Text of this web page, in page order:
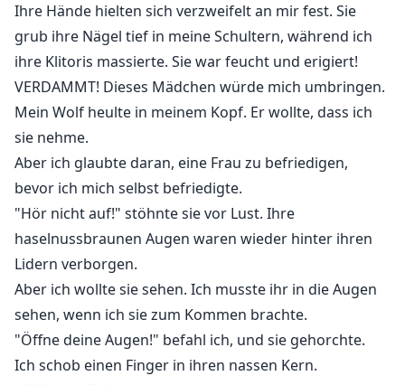
Ihre Hände hielten sich verzweifelt an mir fest. Sie
grub ihre Nägel tief in meine Schultern, während ich
ihre Klitoris massierte. Sie war feucht und erigiert!
VERDAMMT! Dieses Mädchen würde mich umbringen.
Mein Wolf heulte in meinem Kopf. Er wollte, dass ich
sie nehme.
Aber ich glaubte daran, eine Frau zu befriedigen,
bevor ich mich selbst befriedigte.
"Hör nicht auf!" stöhnte sie vor Lust. Ihre
haselnussbraunen Augen waren wieder hinter ihren
Lidern verborgen.
Aber ich wollte sie sehen. Ich musste ihr in die Augen
sehen, wenn ich sie zum Kommen brachte.
"Öffne deine Augen!" befahl ich, und sie gehorchte.
Ich schob einen Finger in ihren nassen Kern.